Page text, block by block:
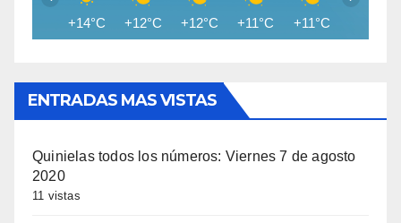
+14°C +12°C +12°C +11°C +11°C
ENTRADAS MAS VISTAS
Quinielas todos los números: Viernes 7 de agosto
2020
11 vistas